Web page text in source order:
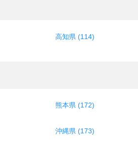
高知県 (114)
熊本県 (172)
沖縄県 (173)